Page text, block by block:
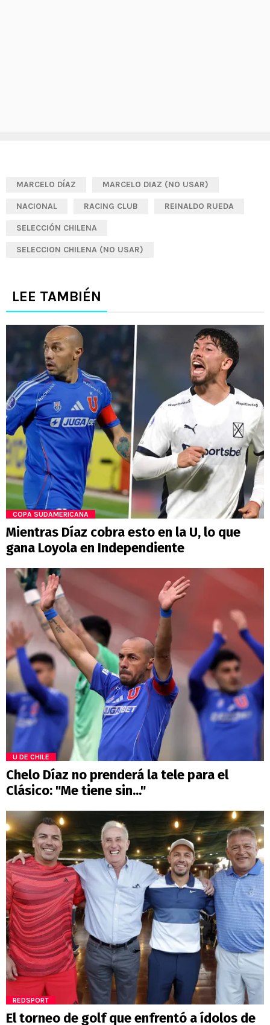
MARCELO DÍAZ MARCELO DIAZ (NO USAR)
NACIONAL RACING CLUB REINALDO RUEDA
SELECCIÓN CHILENA
SELECCION CHILENA (NO USAR)
LEE TAMBIÉN
COPA SUDAMERICANA
Mientras Díaz cobra esto en la U, lo que
gana Loyola en Independiente
U DE CHILE
Chelo Díaz no prenderá la tele para el
Clásico: "Me tiene sin..."
REDSPORT
El torneo de golf que enfrentó a ídolos de